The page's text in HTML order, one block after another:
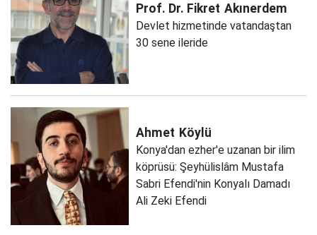
Prof. Dr. Fikret Akınerdem
Devlet hizmetinde vatandaştan
30 sene ileride
Ahmet Köylü
Konya'dan ezher'e uzanan bir ilim
köprüsü: Şeyhülislâm Mustafa
Sabri Efendi'nin Konyalı Damadı
Ali Zeki Efendi